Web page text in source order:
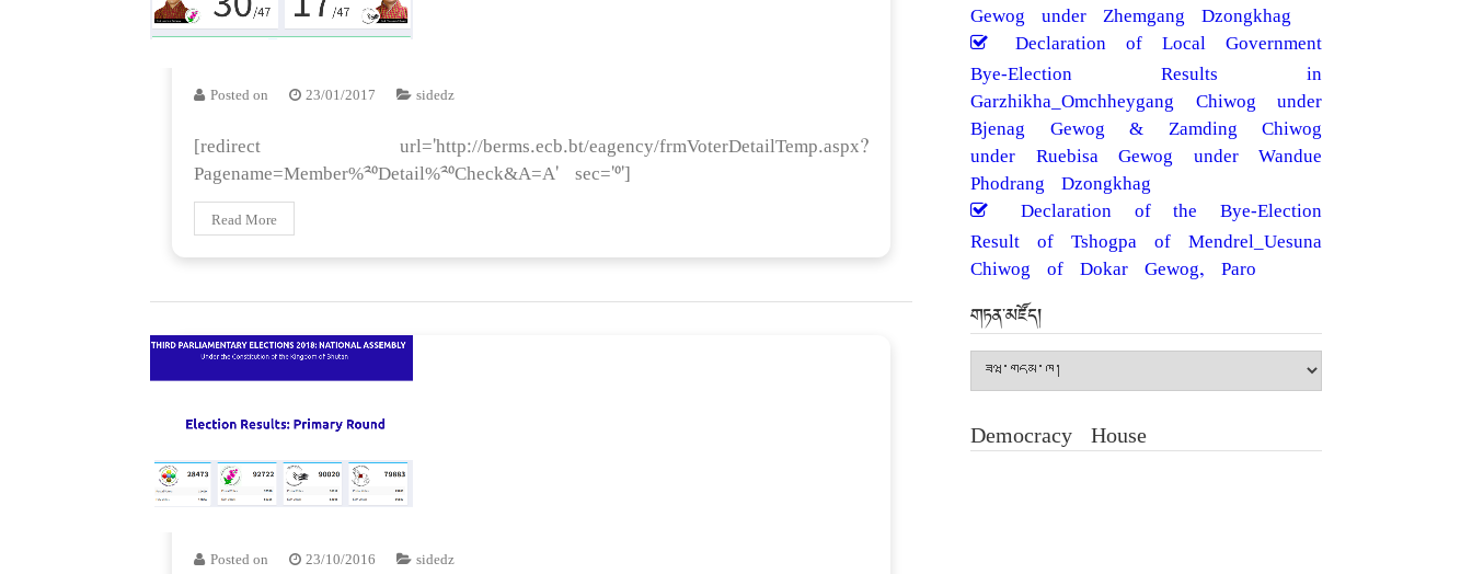
Posted on 23/01/2017 sidedz
[redirect url='http://berms.ecb.bt/eagency/frmVoterDetailTemp.aspx?
Pagename=Member%20Detail%20Check&A=A' sec='0']
Read More
Posted on 23/10/2016 sidedz
Gewog under Zhemgang Dzongkhag
Declaration of Local Government
Bye-Election Results in
Garzhikha_Omchheygang Chiwog under
Bjenag Gewog & Zamding Chiwog
under Ruebisa Gewog under Wandue
Phodrang Dzongkhag
Declaration of the Bye-Election
Result of Tshogpa of Mendrel_Uesuna
Chiwog of Dokar Gewog, Paro
གཏན་མཛོད།
Democracy House